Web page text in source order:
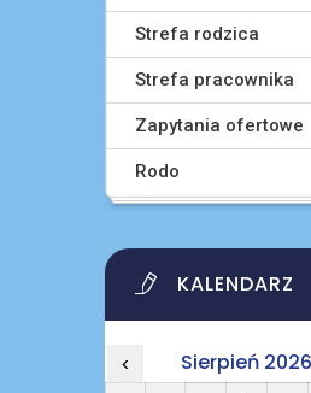
Strefa rodzica
Strefa pracownika
Zapytania ofertowe
Rodo
KALENDARZ
‹ Sierpień 2026